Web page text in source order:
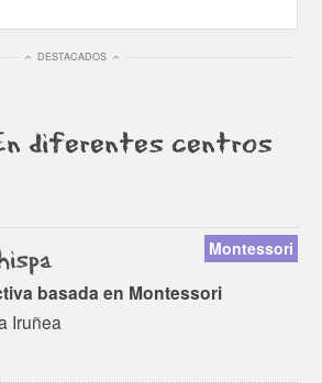
DESTACADOS
diferentes centros
Montessori
basada en Montessori
Iruñea